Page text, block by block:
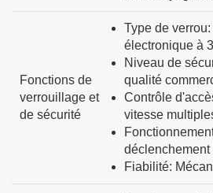
Fonctions de
verrouillage et
de sécurité
Type de verrou:
électronique à
Niveau de
qualité
Contrôle
vitesse
Fiabilité: